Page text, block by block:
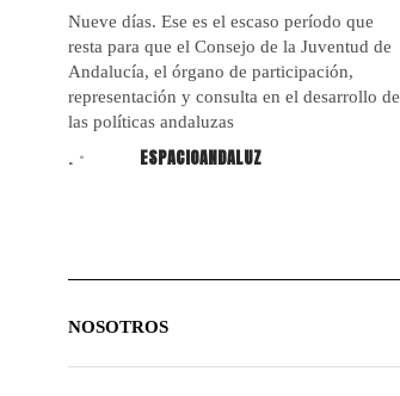
Nueve días. Ese es el escaso período que
resta para que el Consejo de la Juventud de
Andalucía, el órgano de participación,
representación y consulta en el desarrollo de
las políticas andaluzas
. ESPACIOANDALUZ
NOSOTROS